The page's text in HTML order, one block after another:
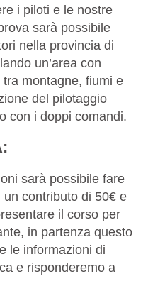
i piloti e le nostre
sarà possibile
nella provincia di
un’area con
montagne, fiumi e
del pilotaggio
con i doppi comandi.
sarà possibile fare
contributo di 50€ e
il corso per
in partenza questo
le informazioni di
e risponderemo a